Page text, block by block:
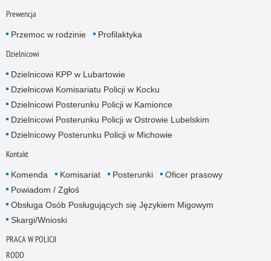
Prewencja
Przemoc w rodzinie Profilaktyka
Dzielnicowi
Dzielnicowi KPP w Lubartowie
Dzielnicowi Komisariatu Policji w Kocku
Dzielnicowi Posterunku Policji w Kamionce
Dzielnicowi Posterunku Policji w Ostrowie Lubelskim
Dzielnicowy Posterunku Policji w Michowie
Kontakt
Komenda Komisariat Posterunki
Oficer prasowy
Powiadom / Zgłoś
Obsługa Osób Posługujących się Językiem Migowym
Skargi/Wnioski
PRACA W POLICJI
RODO